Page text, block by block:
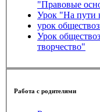
"Правовые
Урок "На пути
урок
Урок
творчество"
Работа с родителями